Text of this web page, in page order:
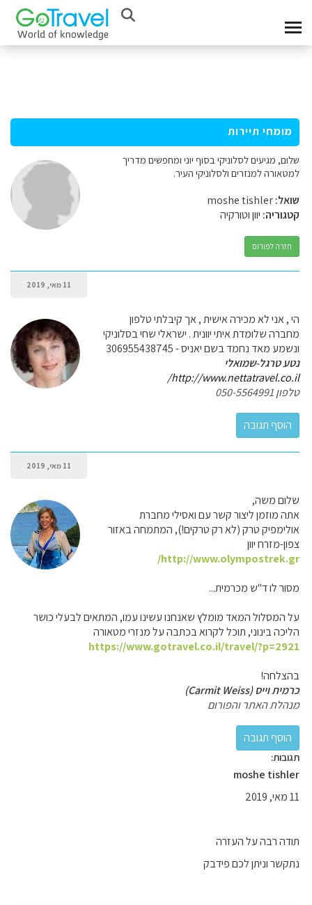
מומחי תיירות
שלום, מגיעים לסלוניקי בסוף יוני ומחפשים מדריך
למטאורה למנזרים ולסלוניקי העיר.
שואל:
קטגוריה: יוון וטורקיה
חזרה לפורום
11 מאי, 2019
הי , אני לא מכירה אישית , אך קיבלתי טלפון
מחברה שלומדת איתי יוונית . ישראלי שחי בסלוניקי
ונשמע מאד נחמד בשם יאניס - 306955438745
נטע טרגל-שמואלי
http://www.nettatravel.co.il/
טלפון 050-5564991
11 מאי, 2019
שלום משה,
אתה מוזמן ליצור קשר עם ואסילי מחברת
אולימפיק טרק (לא רק טרקים!), המתמחה באזור
צפון-מזרח יוון
http://www.olympostrek.gr/
מסור לו ד"ש מכרמית...
על המסלול המאד מומלץ שאנחנו עשינו עמו, המתאים לבעלי כושר
הליכה בינוני, תוכל לקרוא בכתבה על מנזרי מטאורה
https://www.gotravel.co.il/travel/?p=2921
בהצלחה!
כרמית וייס (Carmit Weiss)
מנהלת האתר והפורום
תגובות:
moshe tishler
11 מאי, 2019
תודה רבה על העזרה
נתקשר וניתן לכם פידבק